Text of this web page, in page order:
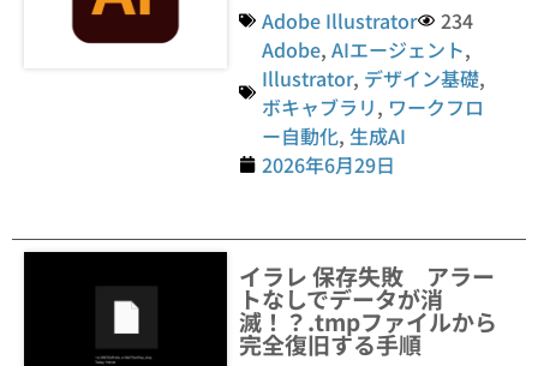
Adobe Illustrator
234
Adobe,AIエージェント,
Illustrator, デザイン基礎,
ボキャブラリ, ワークフロ
ー自動化, 生成AI
2026年6月29日
イラレ 保存失敗 アラー
トなしでデータが消
滅！？.tmpファイルから
完全復旧する手順